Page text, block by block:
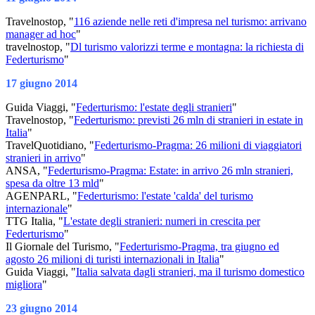
Travelnostop, "116 aziende nelle reti d'impresa nel turismo: arrivano
manager ad hoc"
travelnostop, "Dl turismo valorizzi terme e montagna: la richiesta di
Federturismo"
17 giugno 2014
Guida Viaggi, "Federturismo: l'estate degli stranieri"
Travelnostop, "Federturismo: previsti 26 mln di stranieri in estate in
Italia"
TravelQuotidiano, "Federturismo-Pragma: 26 milioni di viaggiatori
stranieri in arrivo"
ANSA, "Federturismo-Pragma: Estate: in arrivo 26 mln stranieri,
spesa da oltre 13 mld"
AGENPARL, "Federturismo: l'estate 'calda' del turismo
internazionale"
TTG Italia, "L'estate degli stranieri: numeri in crescita per
Federturismo"
Il Giornale del Turismo, "Federturismo-Pragma, tra giugno ed
agosto 26 milioni di turisti internazionali in Italia"
Guida Viaggi, "Italia salvata dagli stranieri, ma il turismo domestico
migliora"
23 giugno 2014